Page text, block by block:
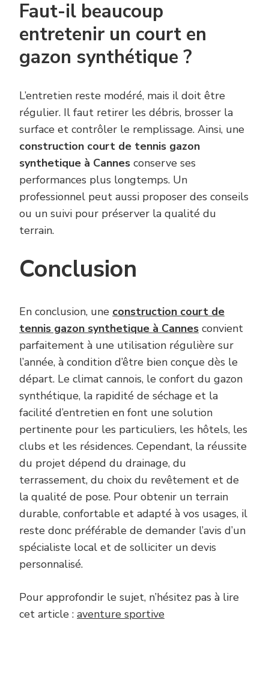
Faut-il beaucoup
entretenir un court en
gazon synthétique ?
L’entretien reste modéré, mais il doit être
régulier. Il faut retirer les débris, brosser la
surface et contrôler le remplissage. Ainsi, une
construction court de tennis gazon
synthetique à Cannes conserve ses
performances plus longtemps. Un
professionnel peut aussi proposer des conseils
ou un suivi pour préserver la qualité du
terrain.
Conclusion
En conclusion, une construction court de
tennis gazon synthetique à Cannes convient
parfaitement à une utilisation régulière sur
l’année, à condition d’être bien conçue dès le
départ. Le climat cannois, le confort du gazon
synthétique, la rapidité de séchage et la
facilité d’entretien en font une solution
pertinente pour les particuliers, les hôtels, les
clubs et les résidences. Cependant, la réussite
du projet dépend du drainage, du
terrassement, du choix du revêtement et de
la qualité de pose. Pour obtenir un terrain
durable, confortable et adapté à vos usages, il
reste donc préférable de demander l’avis d’un
spécialiste local et de solliciter un devis
personnalisé.
Pour approfondir le sujet, n’hésitez pas à lire
cet article : aventure sportive